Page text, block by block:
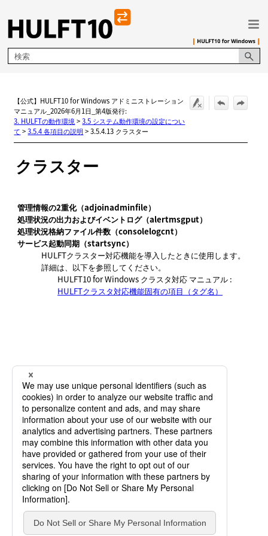
メイン コンテンツにスキップ
【公式】HULFT10 for Windows アドミニストレーション
マニュアル_2026年6月1日_第4版発行:
3. HULFTの動作環境 >3.5 システム動作環境の設定につい
て >3.5.4 各項目の説明 >3.5.4.13 クラスター
クラスター
管理情報の2重化（adjoinadminfile）
処理状況の出力およびイベントログ（alertmsgput）
処理状況格納ファイル件数（consolelogcnt）
サービス起動同期（startsync）
HULFTクラスター対応機能を導入したときに使用します。
詳細は、以下を参照してください。
HULFT10 forWindows クラスタ対応 マニュアル :
HULFTクラスタ対応機能固有の項目（タグ名）